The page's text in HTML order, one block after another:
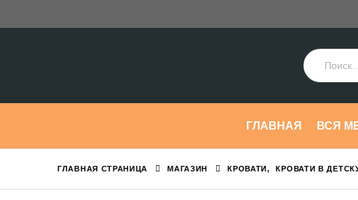
ГЛАВНАЯ ВСЯ
ГЛАВНАЯ СТРАНИЦА МАГАЗИН КРОВАТИ, КРОВАТИ В